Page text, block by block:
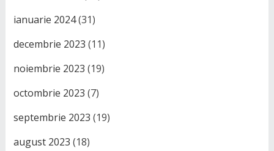
ianuarie 2024(31)
decembrie 2023 (11)
noiembrie 2023 (19)
octombrie 2023 (7)
septembrie 2023 (19)
august 2023 (18)